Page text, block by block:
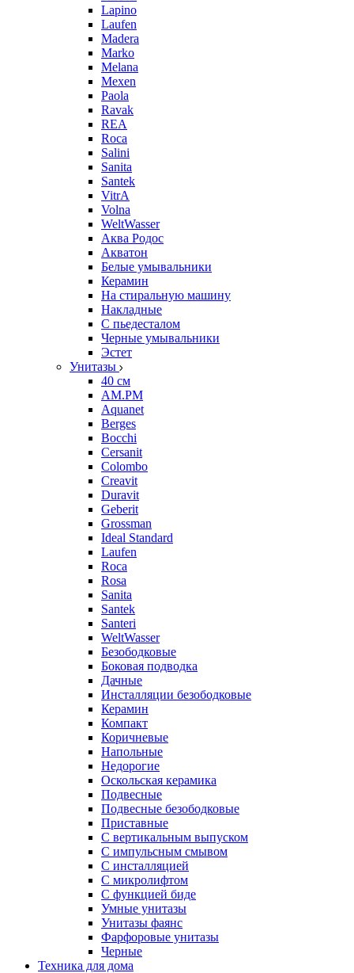
Lapino
Laufen
Madera
Marko
Melana
Mexen
Paola
Ravak
REA
Roca
Salini
Sanita
Santek
VitrA
Volna
WeltWasser
Аква Родос
Акватон
Белые умывальники
Керамин
На стиральную машину
Накладные
С пьедесталом
Черные умывальники
Эстет
Унитазы
40 см
AM.PM
Aquanet
Berges
Bocchi
Cersanit
Colombo
Creavit
Duravit
Geberit
Grossman
Ideal Standard
Laufen
Roca
Rosa
Sanita
Santek
Santeri
WeltWasser
Безободковые
Боковая подводка
Дачные
Инсталляции безободковые
Керамин
Компакт
Коричневые
Напольные
Недорогие
Оскольская керамика
Подвесные
Подвесные безободковые
Приставные
С вертикальным выпуском
С импульсным смывом
С инсталляцией
С микролифтом
С функцией биде
Умные унитазы
Унитазы фаянс
Фарфоровые унитазы
Черные
Техника для дома